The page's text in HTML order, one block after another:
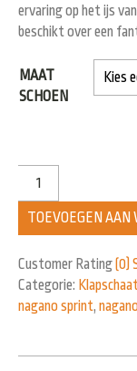
ervaring op het ijs
beschikt over een
MAAT
SCHOEN
TOEVOEGEN AAN
Customer Rating(0)
Categorie:
nagano sprint,